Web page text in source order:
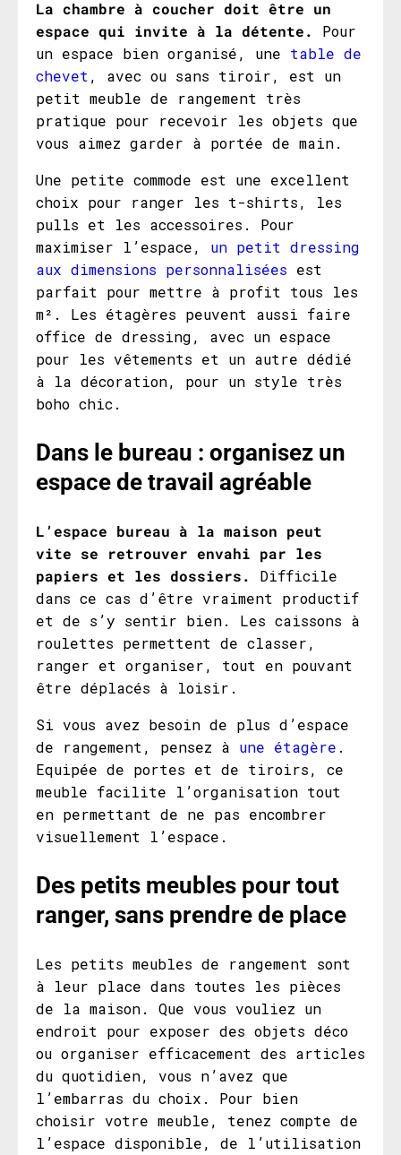
La chambre à coucher doit être un
espace qui invite à la détente. Pour
un espace bien organisé, une table de
chevet , avec ou sans tiroir, est un
petit meuble de rangement très
pratique pour recevoir les objets que
vous aimez garder à portée de main.
Une petite commode est une excellent
choix pour ranger les t-shirts, les
pulls et les accessoires. Pour
maximiser l’espace, un petit dressing
aux dimensions personnalisées est
parfait pour mettre à profit tous les
m². Les étagères peuvent aussi faire
office de dressing, avec un espace
pour les vêtements et un autre dédié
à la décoration, pour un style très
boho chic.
Dans le bureau : organisez un
espace de travail agréable
L’espace bureau à la maison peut
vite se retrouver envahi par les
papiers et les dossiers. Difficile
dans ce cas d’être vraiment productif
et de s’y sentir bien. Les caissons à
roulettes permettent de classer,
ranger et organiser, tout en pouvant
être déplacés à loisir.
Si vous avez besoin de plus d’espace
de rangement, pensez à une étagère .
Equipée de portes et de tiroirs, ce
meuble facilite l’organisation tout
en permettant de ne pas encombrer
visuellement l’espace.
Des petits meubles pour tout
ranger, sans prendre de place
Les petits meubles de rangement sont
à leur place dans toutes les pièces
de la maison. Que vous vouliez un
endroit pour exposer des objets déco
ou organiser efficacement des articles
du quotidien, vous n’avez que
l’embarras du choix. Pour bien
choisir votre meuble, tenez compte de
l’espace disponible, de l’utilisation